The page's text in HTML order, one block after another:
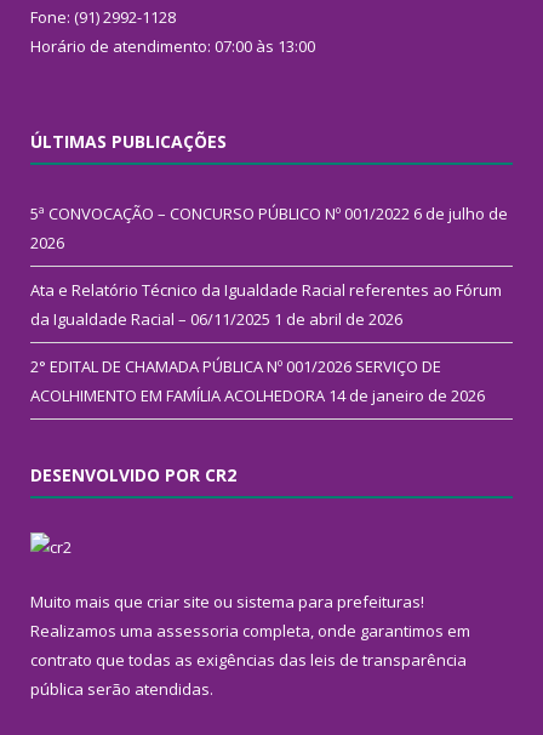
Fone: (91) 2992-1128
Horário de atendimento: 07:00 às 13:00
ÚLTIMAS PUBLICAÇÕES
5ª CONVOCAÇÃO – CONCURSO PÚBLICO Nº 001/2022 6 de julho de
2026
Ata e Relatório Técnico da Igualdade Racial referentes ao Fórum
da Igualdade Racial – 06/11/2025 1 de abril de 2026
2° EDITAL DE CHAMADA PÚBLICA Nº 001/2026 SERVIÇO DE
ACOLHIMENTO EM FAMÍLIA ACOLHEDORA 14 de janeiro de 2026
DESENVOLVIDO POR CR2
Muito mais que criar site ou sistema para prefeituras!
Realizamos uma assessoria completa, onde garantimos em
contrato que todas as exigências das leis de transparência
pública serão atendidas.